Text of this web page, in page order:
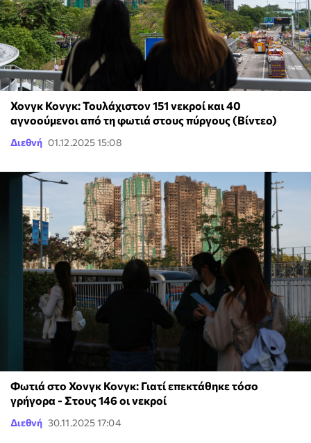
Χονγκ Κονγκ: Τουλάχιστον 151 νεκροί και 40
αγνοούμενοι από τη φωτιά στους πύργους (Βίντεο)
Διεθνή 01.12.2025 15:08
Φωτιά στο Χονγκ Κονγκ: Γιατί επεκτάθηκε τόσο
γρήγορα - Στους 146 οι νεκροί
Διεθνή 30.11.2025 17:04